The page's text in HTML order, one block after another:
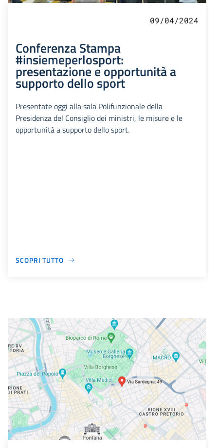
09/04/2024
Conferenza Stampa
#insiemeperlosport:
presentazione e opportunità a
supporto dello sport
Presentate oggi alla sala Polifunzionale della
Presidenza del Consiglio dei ministri, le misure e le
opportunità a supporto dello sport.
SCOPRI TUTTO